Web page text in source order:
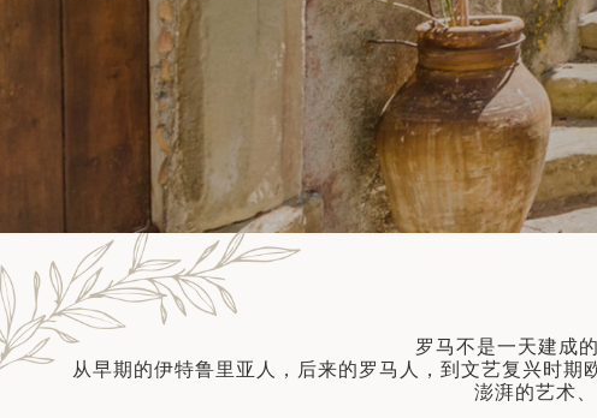
亚大迁徙与黑猩猩 游猎之旅
年 7 月 18 日 – 26 日 ）
斯远东 ：原始荒野与被遗忘的历
年8月8日 – 17日）
尔巴，扬帆起航独家探秘（2026
富汗: 传奇古国的前世文明（2026
日 – 10 月 3 日）
的海之路：爱沙尼亚、拉脱维亚和
2026年10月5日至16日）
阿拉伯 · 奇迹王国 (2026 年 11
— 26 日)
罗马不是一天建成
从早期的伊特鲁里亚人，后来的罗马人，到文艺复兴时
澎湃的艺术